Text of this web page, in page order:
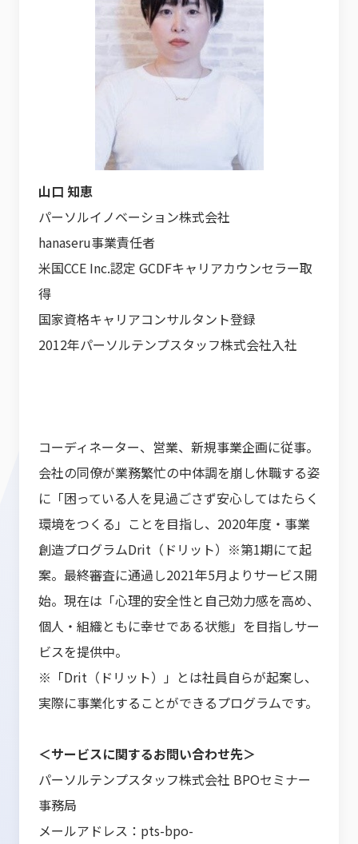
山口 知恵
パーソルイノベーション株式会社
hanaseru事業責任者
米国CCE Inc.認定 GCDFキャリアカウンセラー取
得
国家資格キャリアコンサルタント登録
2012年パーソルテンプスタッフ株式会社入社
コーディネーター、営業、新規事業企画に従事。
会社の同僚が業務繁忙の中体調を崩し休職する姿
に「困っている人を見過ごさず安心してはたらく
環境をつくる」ことを目指し、2020年度・事業
創造プログラムDrit（ドリット）※第1期にて起
案。最終審査に通過し2021年5月よりサービス開
始。現在は「心理的安全性と自己効力感を高め、
個人・組織ともに幸せである状態」を目指しサー
ビスを提供中。
※「Drit（ドリット）」とは社員自らが起案し、
実際に事業化することができるプログラムです。
＜サービスに関するお問い合わせ先＞
パーソルテンプスタッフ株式会社 BPOセミナー
事務局
メールアドレス：pts-bpo-